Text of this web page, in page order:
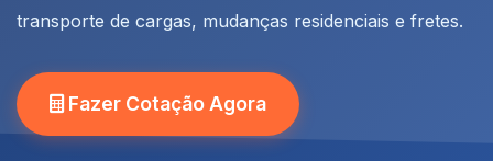
transporte de cargas, mudanças residenciais e fretes.
Fazer Cotação Agora